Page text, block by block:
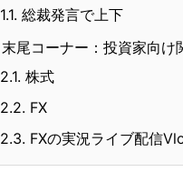
1.1. 総裁発言で上下
末尾コーナー：投資家向け
2.1. 株式
2.2. FX
2.3. FXの実況ライブ配信